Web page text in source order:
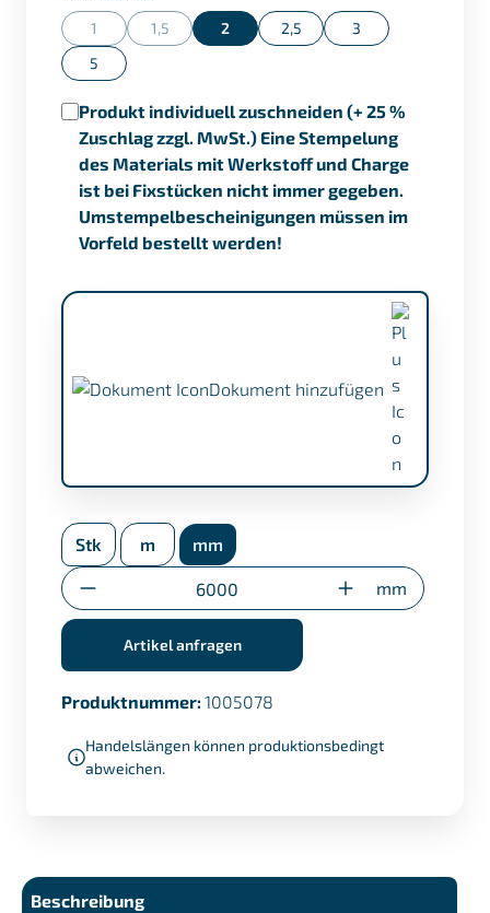
1
(Diese Option ist zurzeit nicht verfügbar.)
1,5
(Diese Option ist zurzeit nicht verfügbar.)
2 2,5
3
5
Produkt individuell zuschneiden (+ 25 %
Zuschlag zzgl. MwSt.) Eine Stempelung
des Materials mit Werkstoff und Charge
ist bei Fixstücken nicht immer gegeben.
Umstempelbescheinigungen müssen im
Vorfeld bestellt werden!
Dokument hinzufügen
Umstempelbescheinigung (nur bei
Stk m
mm
Anzahl
mm
Artikel anfragen
Produktnummer: 1005078
Handelslängen können produktionsbedingt
abweichen.
Beschreibung